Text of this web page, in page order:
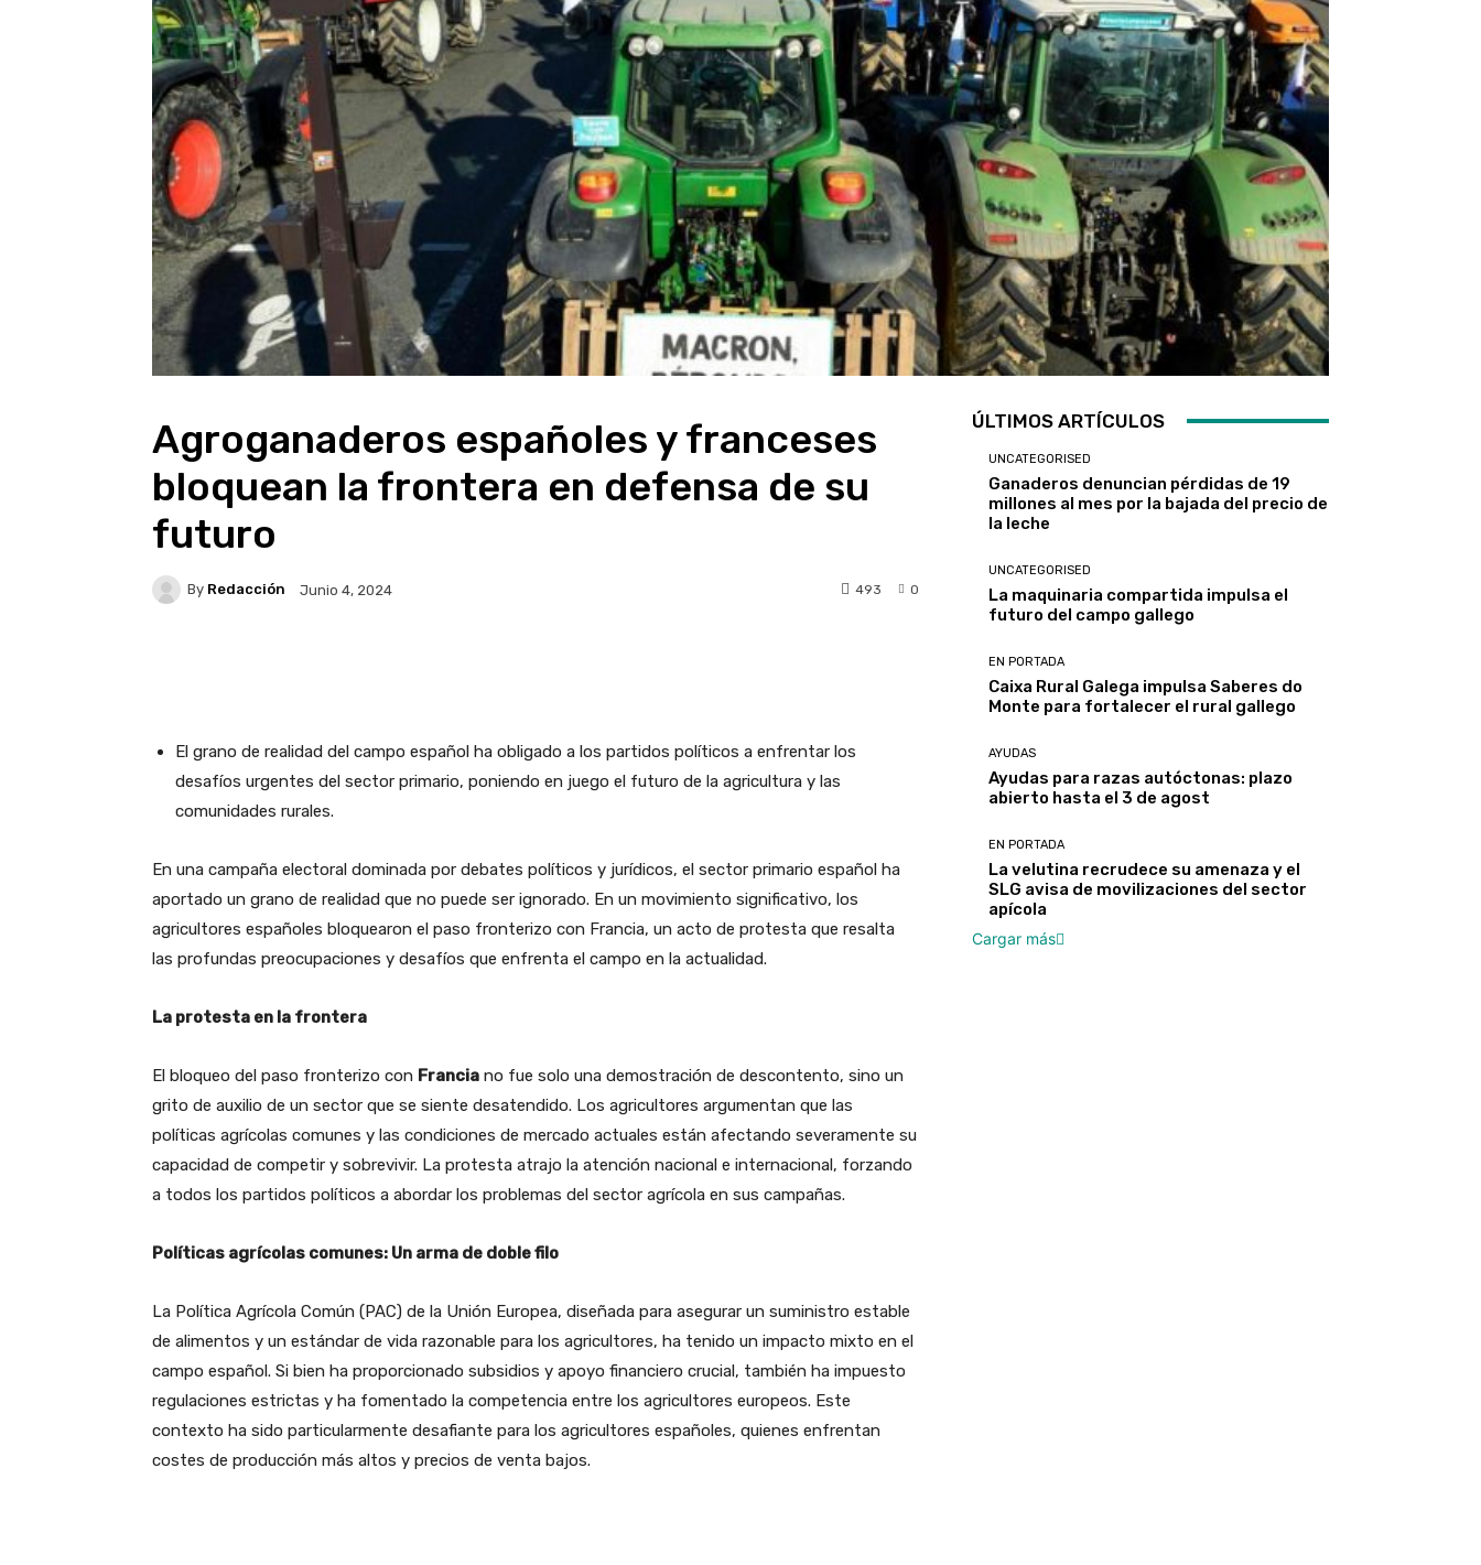
Agroganaderos españoles y franceses
bloquean la frontera en defensa de su
futuro
By Redacción Junio 4, 2024 0
493
El grano de realidad del campo español ha obligado a los partidos políticos a enfrentar los
desafíos urgentes del sector primario, poniendo en juego el futuro de la agricultura y las
comunidades rurales.
En una campaña electoral dominada por debates políticos y jurídicos, el sector primario español ha
aportado un grano de realidad que no puede ser ignorado. En un movimiento significativo, los
agricultores españoles bloquearon el paso fronterizo con Francia, un acto de protesta que resalta
las profundas preocupaciones y desafíos que enfrenta el campo en la actualidad.
La protesta en la frontera
El bloqueo del paso fronterizo con Francia no fue solo una demostración de descontento, sino un
grito de auxilio de un sector que se siente desatendido. Los agricultores argumentan que las
políticas agrícolas comunes y las condiciones de mercado actuales están afectando severamente su
capacidad de competir y sobrevivir. La protesta atrajo la atención nacional e internacional, forzando
a todos los partidos políticos a abordar los problemas del sector agrícola en sus campañas.
Políticas agrícolas comunes: Un arma de doble filo
La Política Agrícola Común (PAC) de la Unión Europea, diseñada para asegurar un suministro estable
de alimentos y un estándar de vida razonable para los agricultores, ha tenido un impacto mixto en el
campo español. Si bien ha proporcionado subsidios y apoyo financiero crucial, también ha impuesto
regulaciones estrictas y ha fomentado la competencia entre los agricultores europeos. Este
contexto ha sido particularmente desafiante para los agricultores españoles, quienes enfrentan
costes de producción más altos y precios de venta bajos.
ÚLTIMOS ARTÍCULOS
UNCATEGORISED
Ganaderos denuncian pérdidas de 19
millones al mes por la bajada del precio de
la leche
UNCATEGORISED
La maquinaria compartida impulsa el
futuro del campo gallego
EN PORTADA
Caixa Rural Galega impulsa Saberes do
Monte para fortalecer el rural gallego
AYUDAS
Ayudas para razas autóctonas: plazo
abierto hasta el 3 de agost
EN PORTADA
La velutina recrudece su amenaza y el
SLG avisa de movilizaciones del sector
apícola
Cargar más